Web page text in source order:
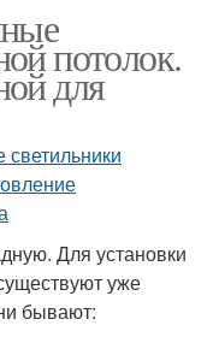
потолок.
для
Для установки
уже
бывают: